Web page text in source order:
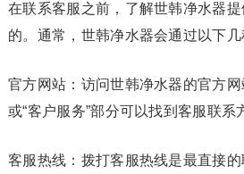
在联系客服之前，了解世韩净水器
的。通常，世韩净水器会通过以下几
官方网站：访问世韩净水器的官方网
或“客户服务”部分可以找到客服联系
客服热线：拨打客服热线是最直接